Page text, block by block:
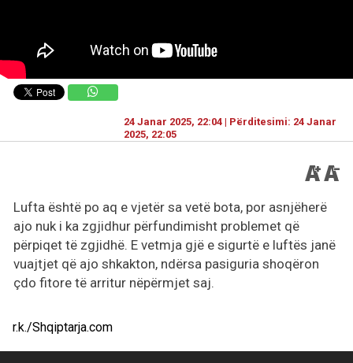
24 Janar 2025, 22:04 | Përditesimi: 24 Janar
2025, 22:05
Lufta është po aq e vjetër sa vetë bota, por asnjëherë
ajo nuk i ka zgjidhur përfundimisht problemet që
përpiqet të zgjidhë. E vetmja gjë e sigurtë e luftës janë
vuajtjet që ajo shkakton, ndërsa pasiguria shoqëron
çdo fitore të arritur nëpërmjet saj.
r.k./Shqiptarja.com